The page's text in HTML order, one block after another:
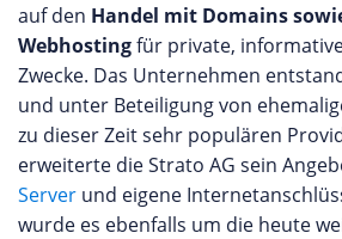
auf den Handel mit Domains
Webhostingfür private,
Zwecke. Das Unternehmen
und unter Beteiligung von
zu dieser Zeit sehr populären
erweiterte die Strato AG sein
Server und eigene
wurde es ebenfalls um die heute